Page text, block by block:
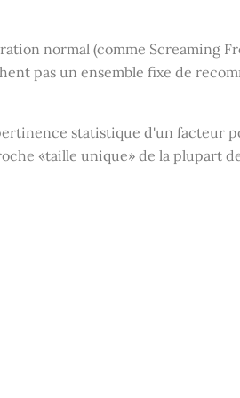
normal (comme Screaming
pas un ensemble fixe de
statistique d'un facteur
«taille unique» de la plupart